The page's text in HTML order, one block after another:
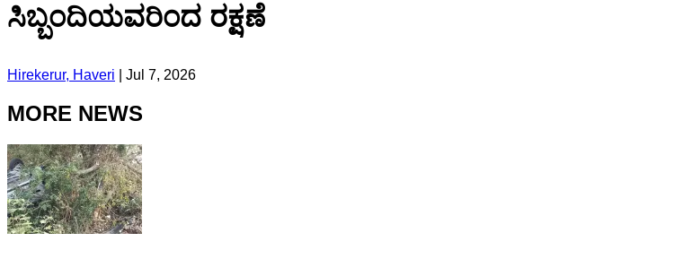
ಸಿಬ್ಬಂದಿಯವರಿಂದ ರಕ್ಷಣೆ
Hirekerur, Haveri Jul 7, 2026
MORE NEWS